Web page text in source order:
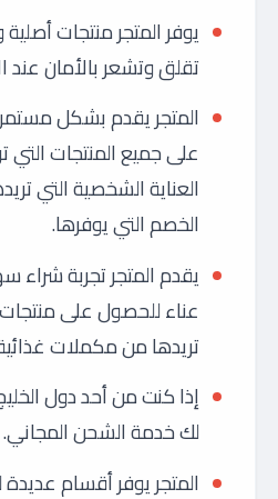
تقلق وتشعر بالأمان عند
المتجر يقدم بشكل
على جميع المنتجات التي
العناية الشخصية التي
الخصم التي يوفرها.
يقدم المتجر تجربة
عناء للحصول على
تريدها من مكملات
إذا كنت من أحد دول
لك خدمة الشحن المجاني.
المتجر يوفر أقسام